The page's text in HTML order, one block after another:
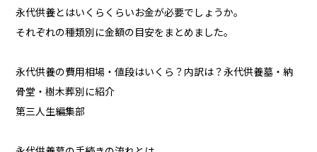
永代供養とはいくらくらいお金が必要でしょうか。
それぞれの種類別に金額の目安をまとめました。
永代供養の費用相場・値段はいくら？内訳は？永代供養墓・納
骨堂・樹木葬別に紹介
第三人生編集部